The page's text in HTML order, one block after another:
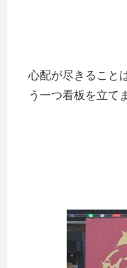
心配が尽きること
う一つ看板を立て